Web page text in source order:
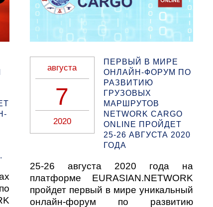
августа
7
2020
ПЕРВЫЙ В МИРЕ
ОНЛАЙН-ФОРУМ ПО
РАЗВИТИЮ
ГРУЗОВЫХ
МАРШРУТОВ
NETWORK CARGO
ONLINE ПРОЙДЕТ
25-26 АВГУСТА 2020
ГОДА
25-26 августа 2020 года на
платформе EURASIAN.NETWORK
пройдет первый в мире уникальный
онлайн-форум по развитию